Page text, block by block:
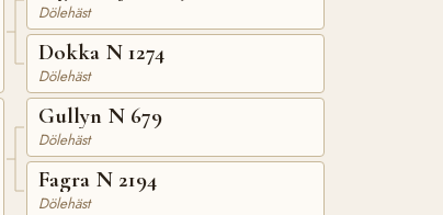
Dölehäst
Dokka N 1274
Dölehäst
Gullyn N 679
Dölehäst
Fagra N 2194
Dölehäst